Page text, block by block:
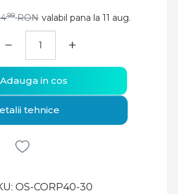
,99 RON valabil pana la 11 aug.
OS-CORP40-30
− +
Adauga in cos
tehnice